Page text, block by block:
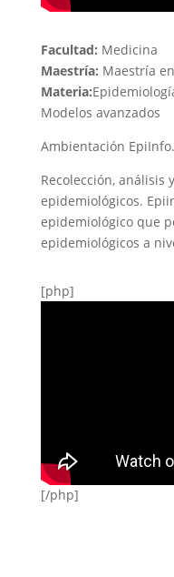
Facultad: Medicina
Maestría: Maestría
Materia:
Modelos avanzados
Ambientación EpiInfo.
Recolección, análisis
epidemiológicos.
epidemiológico que
epidemiológicos a
[php]
[/php]